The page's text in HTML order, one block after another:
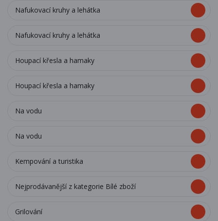
Nafukovací kruhy a lehátka
Nafukovací kruhy a lehátka
Houpací křesla a hamaky
Houpací křesla a hamaky
Na vodu
Na vodu
Kempování a turistika
Nejprodávanější z kategorie Bílé zboží
Grilování